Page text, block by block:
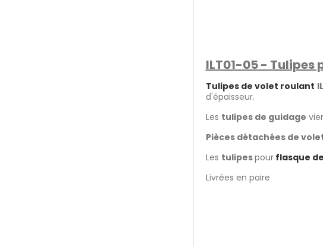
ILT01-05- Tulipes
Tulipes de volet roulant
d'épaisseur.
Les tulipes de guidage
Pièces détachées de
Les tulipespour flasque
Livrées en paire